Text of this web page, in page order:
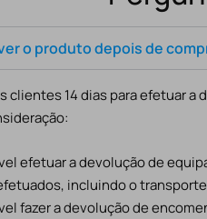
o produto depois de
clientes 14 dias para efetuar
efetuar a devolução de
incluindo o
fazer a devolução de